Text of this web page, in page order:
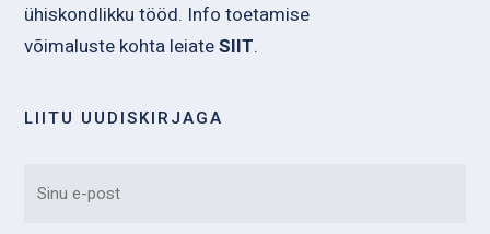
ühiskondlikku tööd. Info toetamise
võimaluste kohta leiateSIIT.
LIITU UUDISKIRJAGA